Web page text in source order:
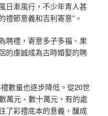
日漸風行，不少年青人甚
禮節意義和吉利寄意”。
聘禮，寄意多子多福、果
的虔誠成為古時婚娶的聘
數量也逐步降低。從20世
萬元、數十萬元，有的處
了彩禮底本的意義，釀成